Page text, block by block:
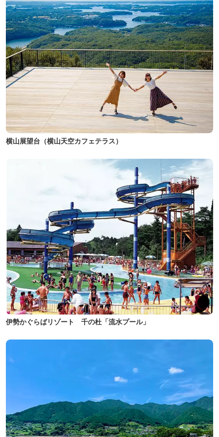
横山展望台（横山天空カフェテラス）
伊勢かぐらばリゾート 千の杜「流水プール」